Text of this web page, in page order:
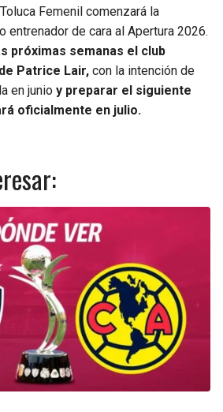
Femenil comenzará la
entrenador de cara al Apertura 2026.
próximas semanas el club
Patrice Lair, con la intención de
en junio y preparar el siguiente
oficialmente en julio.